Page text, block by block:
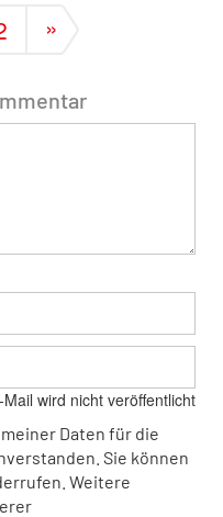
»
Mail wird nicht veröffentlicht
Daten für die
Sie können
Weitere